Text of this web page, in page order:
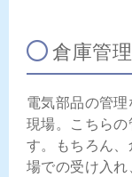
倉庫管
電気部品の管
現場。こちら
す。もちろん
場での受け入